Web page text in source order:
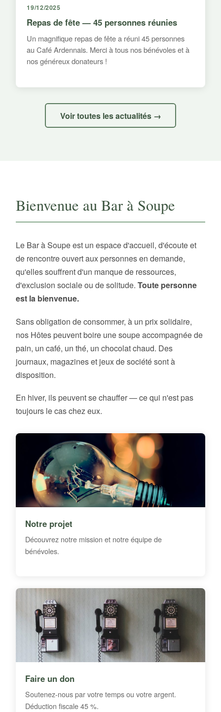
19/12/2025
Repas de fête — 45 personnes réunies
Un magnifique repas de fête a réuni 45 personnes
au Café Ardennais. Merci à tous nos bénévoles et à
nos généreux donateurs !
Voir toutes les actualités →
Bienvenue au Bar à Soupe
Le Bar à Soupe est un espace d'accueil, d'écoute et
de rencontre ouvert aux personnes en demande,
qu'elles souffrent d'un manque de ressources,
d'exclusion sociale ou de solitude. Toute personne
est la bienvenue.
Sans obligation de consommer, à un prix solidaire,
nos Hôtes peuvent boire une soupe accompagnée de
pain, un café, un thé, un chocolat chaud. Des
journaux, magazines et jeux de société sont à
disposition.
En hiver, ils peuvent se chauffer — ce qui n'est pas
toujours le cas chez eux.
Notre projet
Découvrez notre mission et notre équipe de
bénévoles.
Faire un don
Soutenez-nous par votre temps ou votre argent.
Déduction fiscale 45 %.